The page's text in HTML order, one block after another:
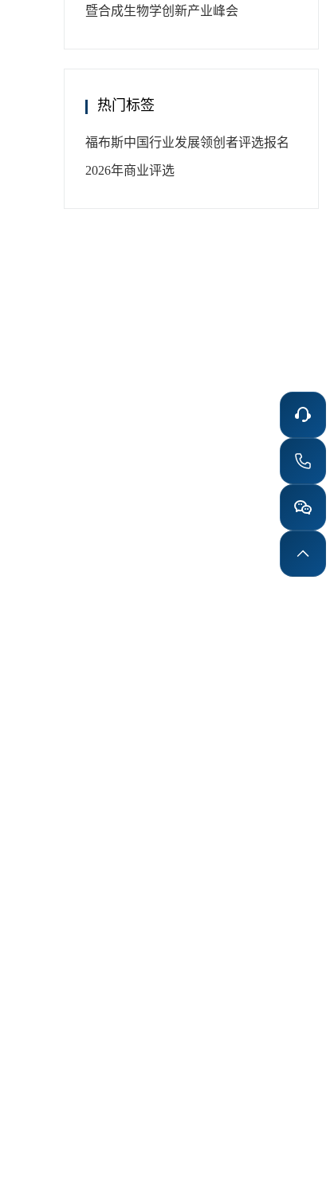
暨合成生物学创新产业峰会
热门标签
福布斯中国行业发展领创者评选报名
2026年商业评选